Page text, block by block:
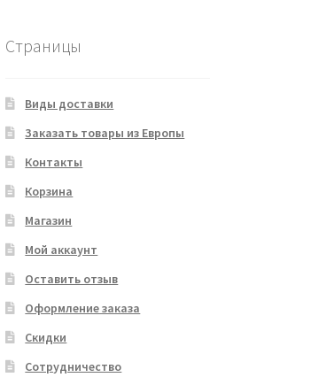
Страницы
Виды доставки
Заказать товары из Европы
Контакты
Корзина
Магазин
Мой аккаунт
Оставить отзыв
Оформление заказа
Скидки
Сотрудничество